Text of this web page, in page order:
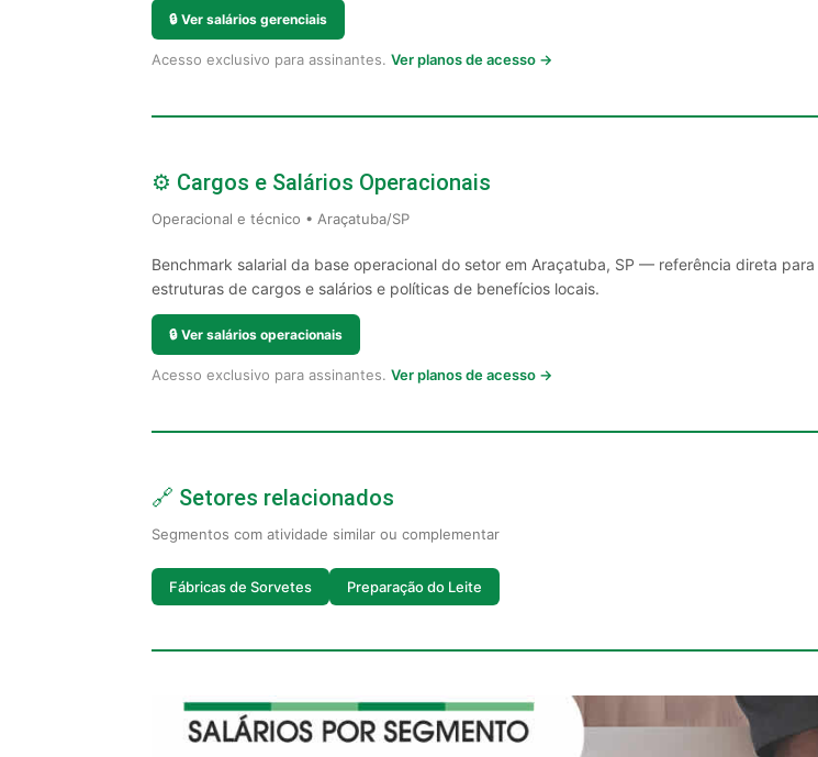
🔒 Ver salários gerenciais
Acesso exclusivo para assinantes. Ver planos de acesso →
⚙️ Cargos e Salários Operacionais
Operacional e técnico • Araçatuba/SP
Benchmark salarial da base operacional do setor em Araçatuba, SP — referência direta para
estruturas de cargos e salários e políticas de benefícios locais.
🔒 Ver salários operacionais
Acesso exclusivo para assinantes. Ver planos de acesso →
🔗 Setores relacionados
Segmentos com atividade similar ou complementar
Fábricas de Sorvetes Preparação do Leite